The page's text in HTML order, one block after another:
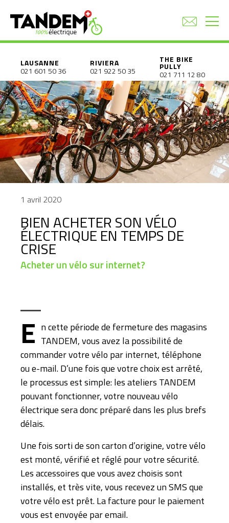
LAUSANNE
021 601 50 36
RIVIERA
021 922 50 35
THE BIKE
PULLY
021 711 12 80
1 avril 2020
BIEN ACHETER SON VÉLO
ÉLECTRIQUE EN TEMPS DE
CRISE
Acheter un vélo sur internet?
E n cette période de fermeture des magasins
TANDEM, vous avez la possibilité de
commander votre vélo par internet, téléphone
ou e-mail. D’une fois que votre choix est arrêté,
le processus est simple: les ateliers TANDEM
pouvant fonctionner, votre nouveau vélo
électrique sera donc préparé dans les plus brefs
délais.
Une fois sorti de son carton d’origine, votre vélo
est monté, vérifié et réglé pour votre sécurité.
Les accessoires que vous avez choisis sont
installés, et très vite, vous recevez un SMS que
votre vélo est prêt. La facture pour le paiement
vous est envoyée par email.